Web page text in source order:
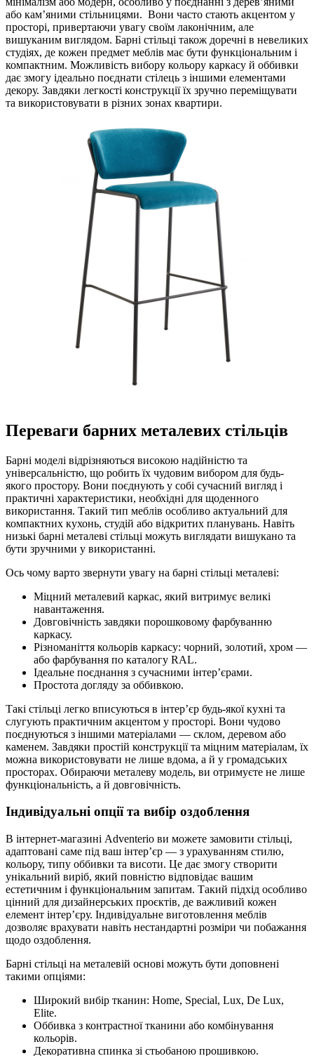
або кам’яними стільницями. Вони часто стають акцентом у
просторі, привертаючи увагу своїм лаконічним, але
вишуканим виглядом. Барні стільці також доречні в невеликих
студіях, де кожен предмет меблів має бути функціональним і
компактним. Можливість вибору кольору каркасу й оббивки
дає змогу ідеально поєднати стілець з іншими елементами
декору. Завдяки легкості конструкції їх зручно переміщувати
та використовувати в різних зонах квартири.
Переваги барних металевих стільців
Барні моделі відрізняються високою надійністю та
універсальністю, що робить їх чудовим вибором для будь-
якого простору. Вони поєднують у собі сучасний вигляд і
практичні характеристики, необхідні для щоденного
використання. Такий тип меблів особливо актуальний для
компактних кухонь, студій або відкритих планувань. Навіть
низькі барні металеві стільці можуть виглядати вишукано та
бути зручними у використанні.
Ось чому варто звернути увагу на барні стільці металеві:
Міцний металевий каркас, який витримує великі
навантаження.
Довговічність завдяки порошковому фарбуванню
каркасу.
Різноманіття кольорів каркасу: чорний, золотий, хром —
або фарбування по каталогу RAL.
Ідеальне поєднання з сучасними інтер’єрами.
Простота догляду за оббивкою.
Такі стільці легко вписуються в інтер’єр будь-якої кухні та
слугують практичним акцентом у просторі. Вони чудово
поєднуються з іншими матеріалами — склом, деревом або
каменем. Завдяки простій конструкції та міцним матеріалам, їх
можна використовувати не лише вдома, а й у громадських
просторах. Обираючи металеву модель, ви отримуєте не лише
функціональність, а й довговічність.
Індивідуальні опції та вибір оздоблення
В інтернет-магазині Adventerio ви можете замовити стільці,
адаптовані саме під ваш інтер’єр — з урахуванням стилю,
кольору, типу оббивки та висоти. Це дає змогу створити
унікальний виріб, який повністю відповідає вашим
естетичним і функціональним запитам. Такий підхід особливо
цінний для дизайнерських проєктів, де важливий кожен
елемент інтер’єру. Індивідуальне виготовлення меблів
дозволяє врахувати навіть нестандартні розміри чи побажання
щодо оздоблення.
Барні стільці на металевій основі можуть бути доповнені
такими опціями:
Широкий вибір тканин: Home, Special, Lux, De Lux,
Elite.
Оббивка з контрастної тканини або комбінування
кольорів.
Декоративна спинка зі стьобаною прошивкою.